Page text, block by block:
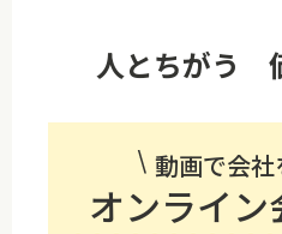
人とちがう
動画で会社
オンライ